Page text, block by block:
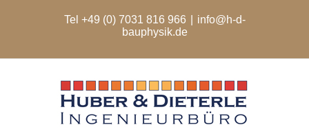
Tel +49 (0) 7031 816 966
info@h-d-
bauphysik.de